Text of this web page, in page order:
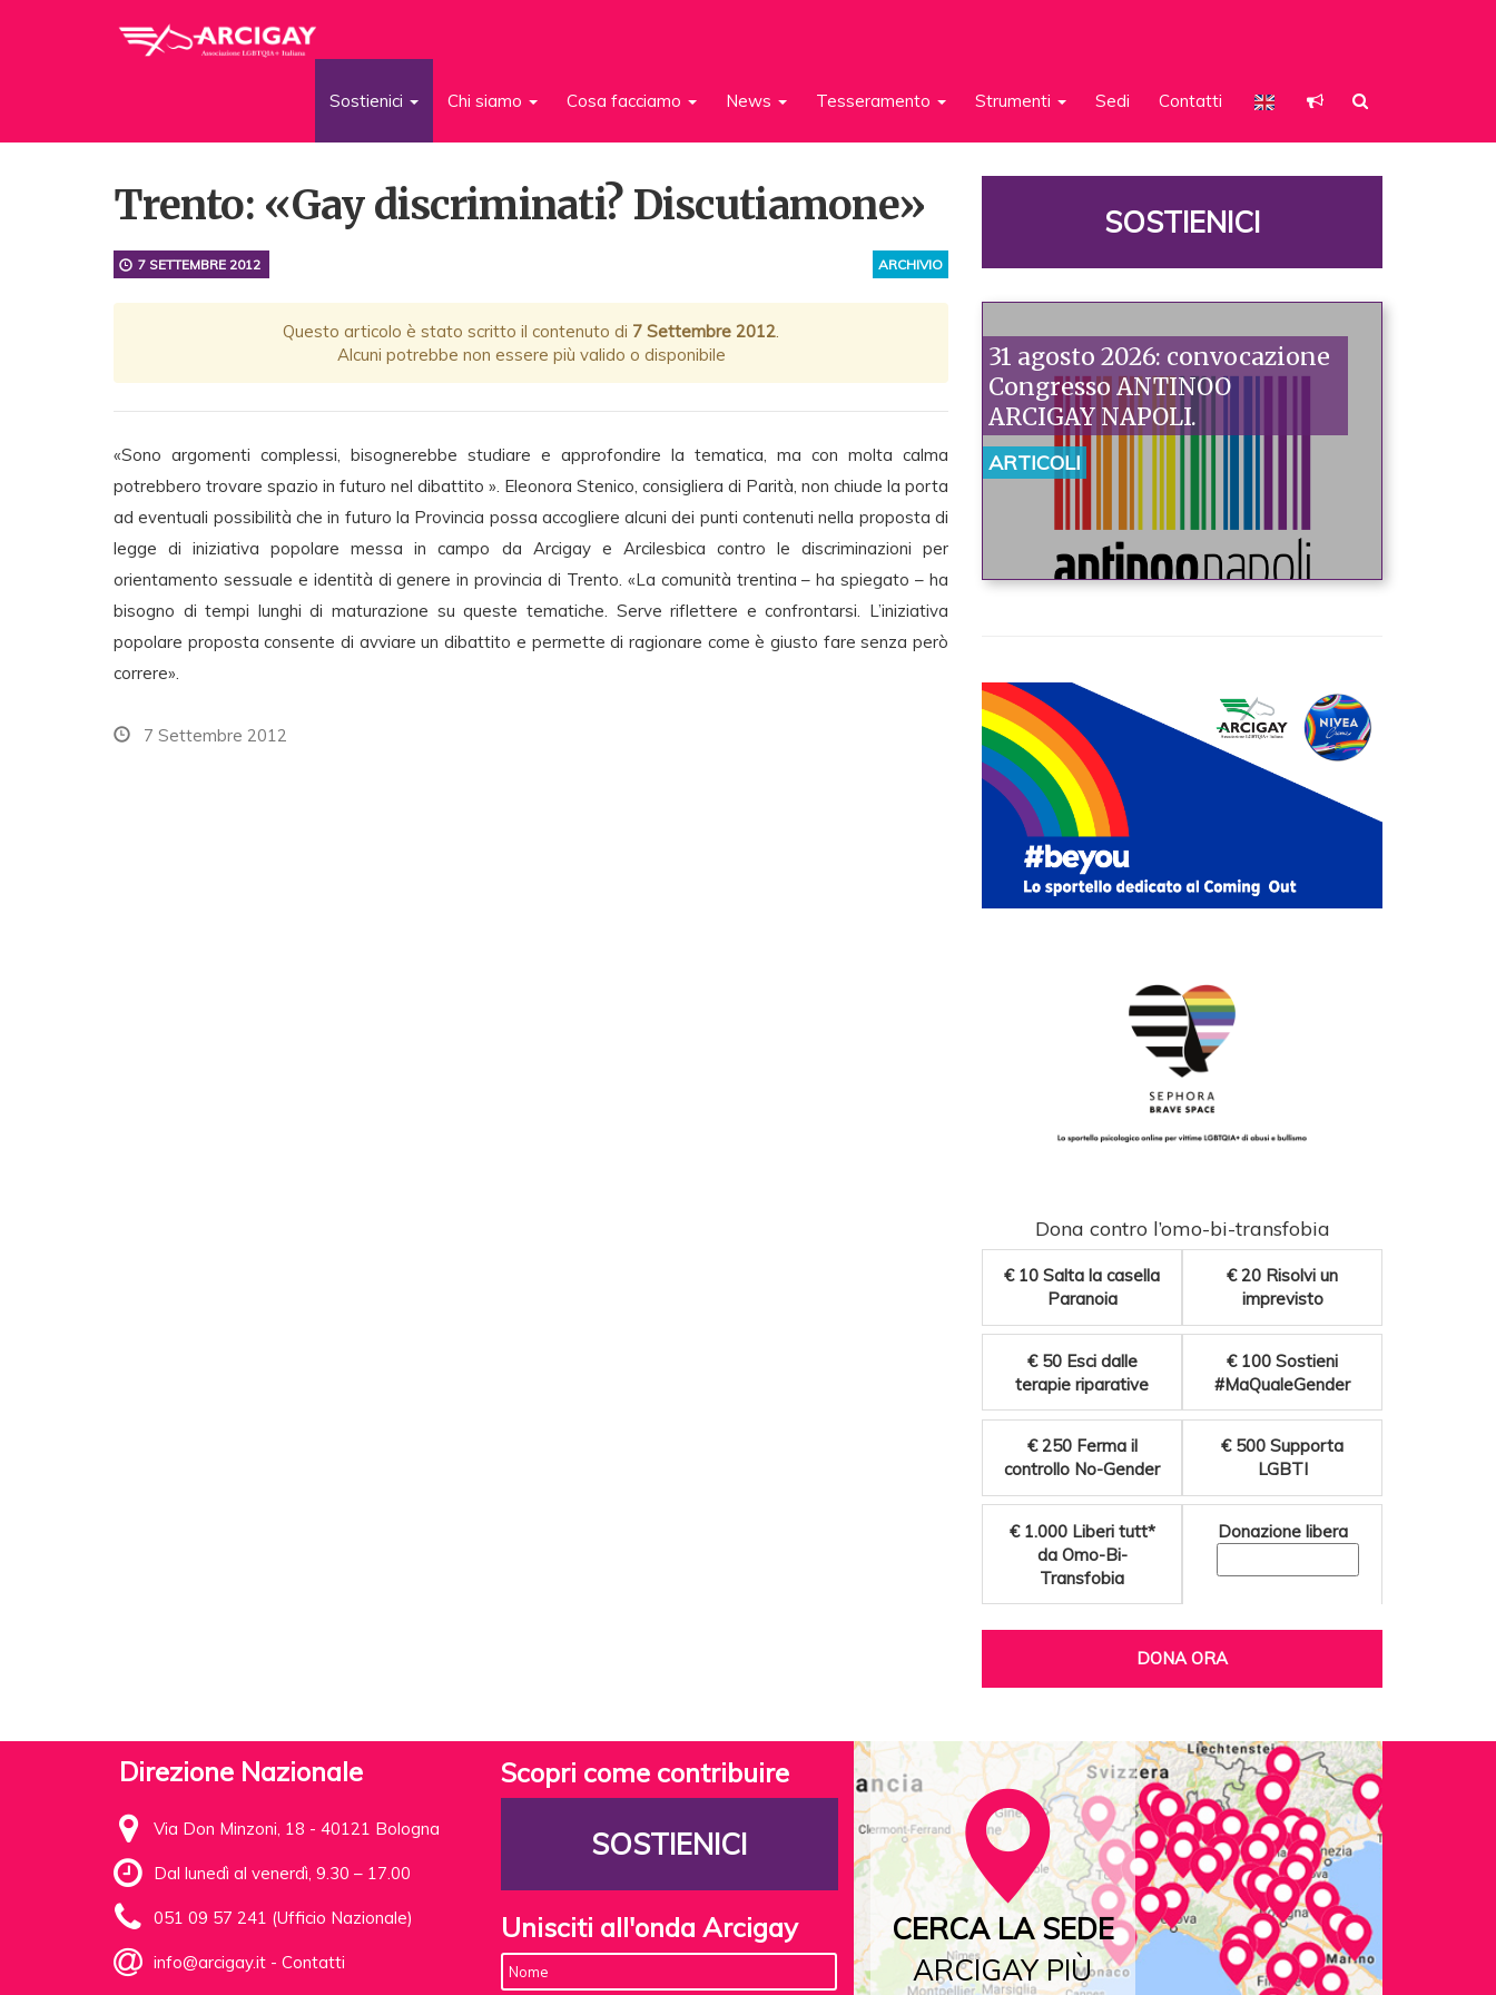
Sostienici Chi siamo Cosa facciamo News Tesseramento Strumenti Sedi Contatti
Trento: «Gay discriminati? Discutiamone»
ARCHIVIO
7 SETTEMBRE 2012
Questo articolo è stato scritto il contenuto di 7 Settembre 2012.
Alcuni potrebbe non essere più valido o disponibile
«Sono argomenti complessi, bisognerebbe studiare e approfondire la tematica, ma con molta calma
potrebbero trovare spazio in futuro nel dibattito ». Eleonora Stenico, consigliera di Parità, non chiude la porta
ad eventuali possibilità che in futuro la Provincia possa accogliere alcuni dei punti contenuti nella proposta di
legge di iniziativa popolare messa in campo da Arcigay e Arcilesbica contro le discriminazioni per
orientamento sessuale e identità di genere in provincia di Trento. «La comunità trentina – ha spiegato – ha
bisogno di tempi lunghi di maturazione su queste tematiche. Serve riflettere e confrontarsi. L’iniziativa
popolare proposta consente di avviare un dibattito e permette di ragionare come è giusto fare senza però
correre».
7 Settembre 2012
SOSTIENICI
31 agosto 2026: convocazione
Congresso ANTINOO
ARCIGAY NAPOLI.
ARTICOLI
Dona contro l’omo-bi-transfobia
€ 10 Salta la casella
Paranoia
€ 20 Risolvi un
imprevisto
€ 50 Esci dalle
terapie riparative
€ 100 Sostieni
#MaQualeGender
€ 250 Ferma il
controllo No-Gender
€ 500 Supporta
LGBTI
€ 1.000 Liberi tutt*
da Omo-Bi-
Transfobia
Donazione libera
DONA ORA
Direzione Nazionale
Via Don Minzoni, 18 - 40121 Bologna
Dal lunedì al venerdì, 9.30 – 17.00
051 09 57 241 (Ufficio Nazionale)
info@arcigay.it - Contatti
Scopri come contribuire
SOSTIENICI
Unisciti all'onda Arcigay
CERCA LA SEDE
ARCIGAY PIÙ